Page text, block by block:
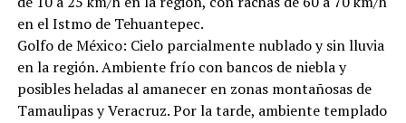
en el Istmo de Tehuantepec.
Golfo de México: Cielo parcialmente nublado y sin lluvia
en la región. Ambiente frío con bancos de niebla y
posibles heladas al amanecer en zonas montañosas de
Tamaulipas y Veracruz. Por la tarde, ambiente templado